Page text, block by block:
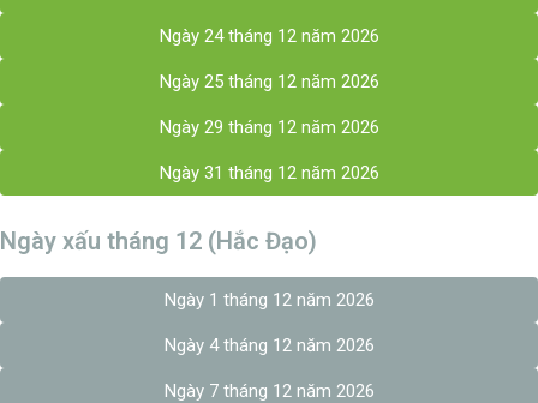
Ngày 24 tháng 12 năm 2026
Ngày 25 tháng 12 năm 2026
Ngày 29 tháng 12 năm 2026
Ngày 31 tháng 12 năm 2026
Ngày xấu tháng 12 (Hắc Đạo)
Ngày 1 tháng 12 năm 2026
Ngày 4 tháng 12 năm 2026
Ngày 7 tháng 12 năm 2026